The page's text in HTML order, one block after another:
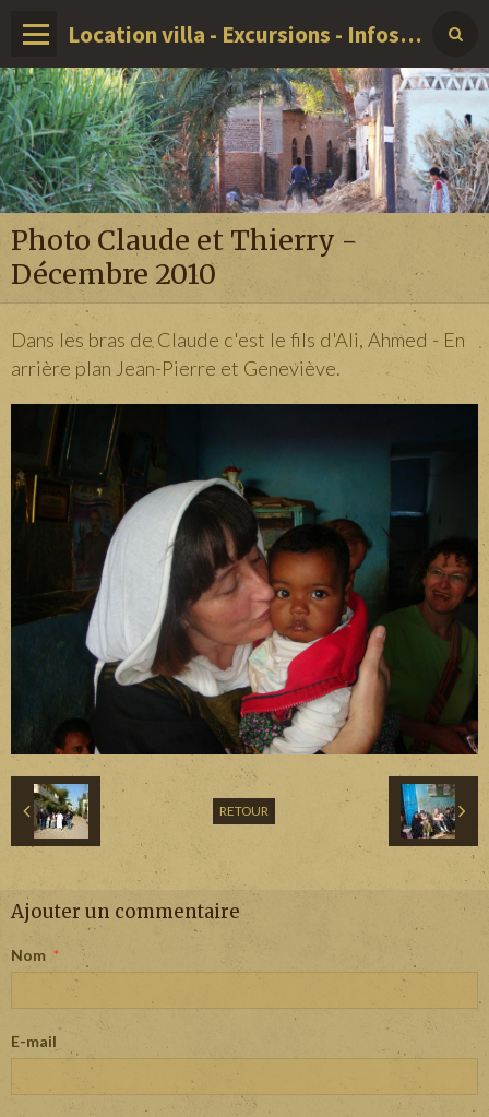
Location villa - Excursions - Infos sur LOUXOR - EGYPTE
Photo Claude et Thierry -
Décembre 2010
Dans les bras de Claude c'est le fils d'Ali, Ahmed - En
arrière plan Jean-Pierre et Geneviève.
RETOUR
Ajouter un commentaire
Nom
E-mail